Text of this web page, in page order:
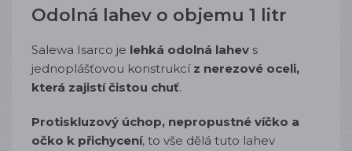
Odolná lahev o objemu 1 litr
Salewa Isarco je lehká odolná lahev s
jednoplášťovou konstrukcí z nerezové oceli,
která zajistí čistou chuť.
Protiskluzový úchop, nepropustné víčko a
očko k přichycení, to vše dělá tuto lahev